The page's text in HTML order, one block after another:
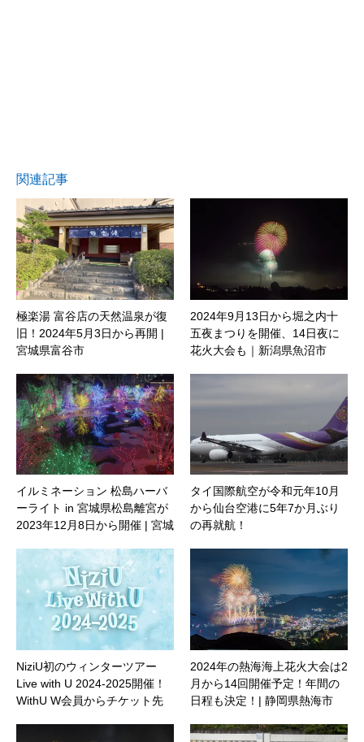
関連記事
極楽湯 富谷店の天然温泉が復
旧！2024年5月3日から再開 |
宮城県富谷市
2024年9月13日から堀之内十
五夜まつりを開催、14日夜に
花火大会も｜新潟県魚沼市
イルミネーション 松島ハーバ
ーライト in 宮城県松島離宮が
2023年12月8日から開催 | 宮城
タイ国際航空が令和元年10月
から仙台空港に5年7か月ぶり
の再就航！
NiziU初のウィンターツアー
Live with U 2024-2025開催！
WithU W会員からチケット先
2024年の熱海海上花火大会は2
月から14回開催予定！年間の
日程も決定！| 静岡県熱海市